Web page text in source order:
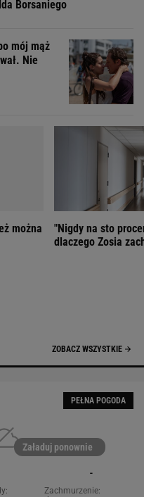
Borsaniego
mój mąż
Nie
można
"Nigdy na sto
dlaczego Zosia
-%